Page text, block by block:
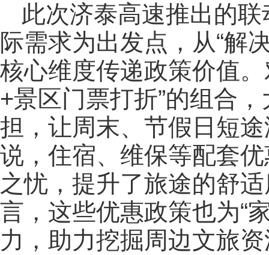
此次济泰高速推出的
际需求为出发点，从“解
核心维度传递政策价值
+景区门票打折”的组合
担，让周末、节假日短
说，住宿、维保等配套
之忧，提升了旅途的舒
言，这些优惠政策也为“
力，助力挖掘周边文旅